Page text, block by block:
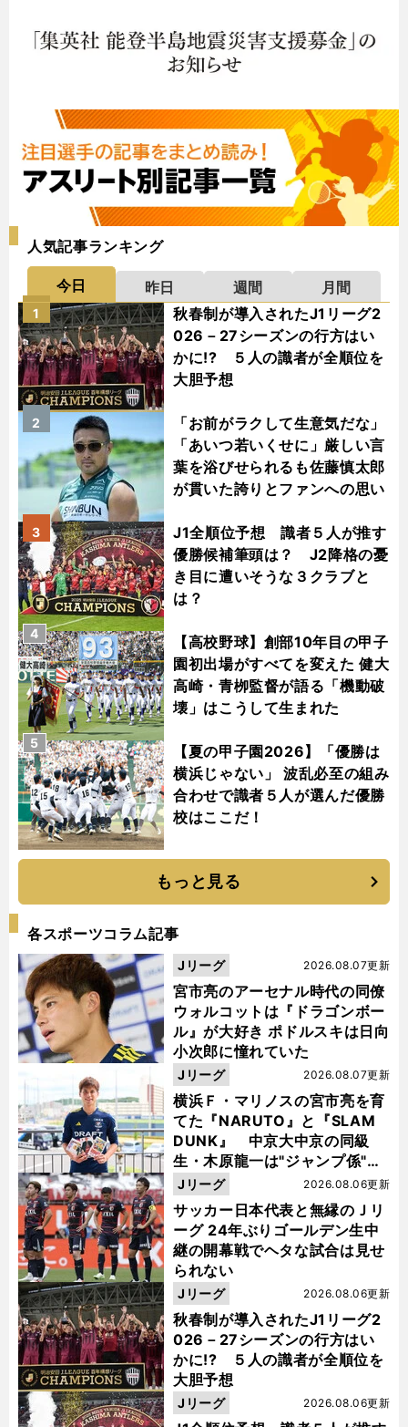
人気記事ランキング
今日 昨日 週間
月間
秋春制が導入されたJ1リーグ2
026－27シーズンの行方はい
かに!? ５人の識者が全順位を
大胆予想
1
「お前がラクして生意気だな」
「あいつ若いくせに」厳しい言
葉を浴びせられるも佐藤慎太郎
が貫いた誇りとファンへの思い
2
J1全順位予想 識者５人が推す
優勝候補筆頭は？ J2降格の憂
き目に遭いそうな３クラブと
は？
3
【高校野球】創部10年目の甲子
園初出場がすべてを変えた 健大
高崎・青栁監督が語る「機動破
壊」はこうして生まれた
4
【夏の甲子園2026】「優勝は
横浜じゃない」 波乱必至の組み
合わせで識者５人が選んだ優勝
校はここだ！
5
もっと見る
各スポーツコラム記事
宮市亮のアーセナル時代の同僚
ウォルコットは『ドラゴンボー
ル』が大好き ポドルスキは日向
小次郎に憧れていた
2026.08.07更新
Jリーグ
横浜Ｆ・マリノスの宮市亮を育
てた『NARUTO』と『SLAM
DUNK』 中京大中京の同級
生・木原龍一は"ジャンプ係"だ
った
2026.08.07更新
Jリーグ
サッカー日本代表と無縁のＪリ
ーグ 24年ぶりゴールデン生中
継の開幕戦でヘタな試合は見せ
られない
2026.08.06更新
Jリーグ
秋春制が導入されたJ1リーグ2
026－27シーズンの行方はい
かに!? ５人の識者が全順位を
大胆予想
2026.08.06更新
Jリーグ
2026.08.06更新
Jリーグ